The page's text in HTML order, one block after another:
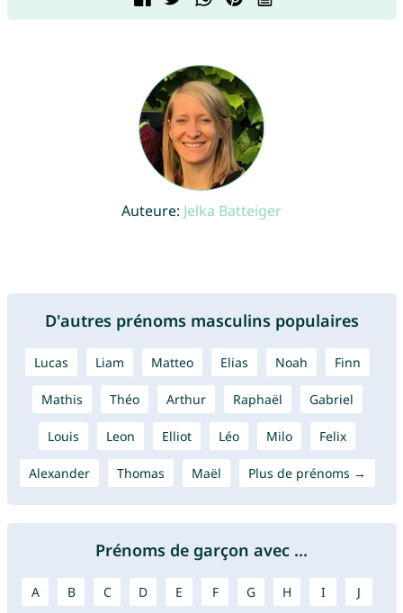
Auteure: Jelka Batteiger
D'autres prénoms masculins populaires
Lucas Liam Matteo Elias Noah Finn
Mathis Théo Arthur Raphaël Gabriel
Louis Leon Elliot Léo Milo Felix
Alexander Thomas Maël Plus de prénoms →
Prénoms de garçon avec ...
A B C D E F G H I J